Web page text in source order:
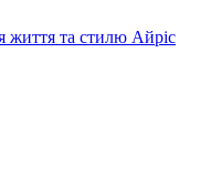
життя та стилю Айріс